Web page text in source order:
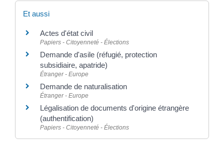
Et aussi
Actes d'état civil
Papiers - Citoyenneté - Élections
Demande d'asile (réfugié, protection
subsidiaire, apatride)
Étranger - Europe
Demande de naturalisation
Étranger - Europe
Légalisation de documents d'origine étrangère
(authentification)
Papiers - Citoyenneté - Élections